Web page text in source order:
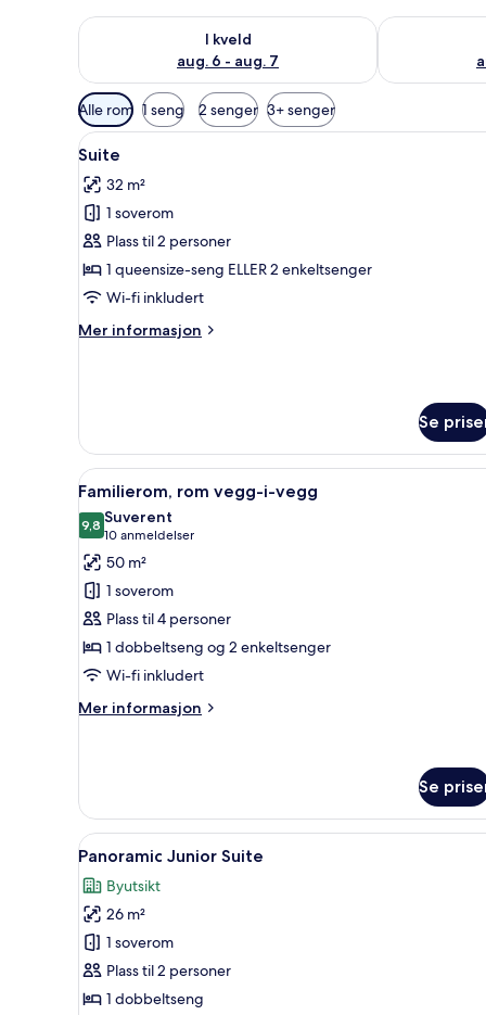
I kveld
aug. 6 - aug. 7
Sjekk tilgjengelighet for i kveld, aug. 6 - aug. 7
Sjekk
Tilgjengelige
filtre
for
rom
Alle rom 1 seng 2 senger 3+ senger
Åpne
alle
bildene
av
Suite
Suite | Sengetøy av topp
9
Suite
32 m²
1 soverom
Plass til 2 personer
1 queensize-seng ELLER 2 enkeltsenger
Wi-fi inkludert
Mer informasjon
Mer
Se
Åpne
alle
bildene
av
Familierom,
rom
vegg-
i-
vegg
Sengetøy av topp kvalitet,
8
Familierom, rom vegg-i-vegg
9,89,8 av 10
Suverent
10 anmeldelser
(10
anmeldelser)
50 m²
1 soverom
Plass til 4 personer
1 dobbeltseng og 2 enkeltsenger
Wi-fi inkludert
Mer informasjon
Mer
vegg-
i-
vegg
Se
Åpne
alle
bildene
av
Panoramic
Junior
Suite
Sengetøy av topp kvalitet,
8
Panoramic Junior Suite
Byutsikt
26 m²
1 soverom
Plass til 2 personer
1 dobbeltseng